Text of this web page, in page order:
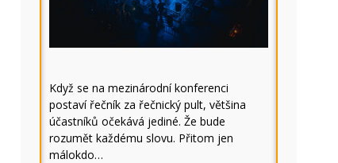
Když se na mezinárodní konferenci
postaví řečník za řečnický pult, většina
účastníků očekává jediné. Že bude
rozumět každému slovu. Přitom jen
málokdo…